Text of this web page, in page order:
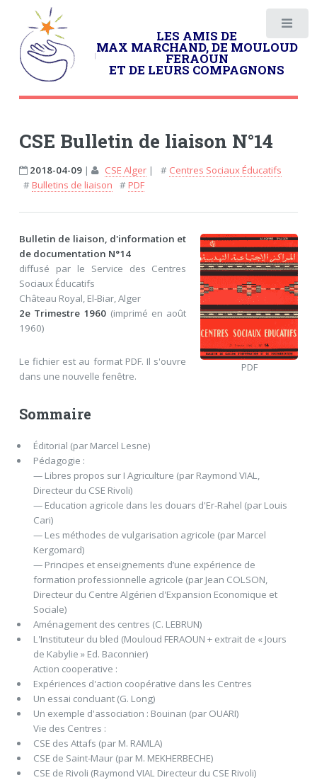
LES AMIS DE
MAX MARCHAND, DE MOULOUD
FERAOUN
ET DE LEURS COMPAGNONS
CSE Bulletin de liaison N°14
2018-04-09| CSE Alger | # Centres Sociaux Éducatifs
#Bulletins de liaison #PDF
PDF
Bulletin de liaison, d'information et
de documentation N°14
diffusé par le Service des Centres
Sociaux Éducatifs
Château Royal, El-Biar, Alger
2e Trimestre 1960 (imprimé en août
1960)
Le fichier est au format PDF. Il s'ouvre
dans une nouvelle fenêtre.
Sommaire
Éditorial (par Marcel Lesne)
Pédagogie :
— Libres propos sur I Agriculture (par Raymond VIAL,
Directeur du CSE Rivoli)
— Education agricole dans les douars d'Er-Rahel (par Louis
Cari)
— Les méthodes de vulgarisation agricole (par Marcel
Kergomard)
— Principes et enseignements d’une expérience de
formation professionnelle agricole (par Jean COLSON,
Directeur du Centre Algérien d'Expansion Economique et
Sociale)
Aménagement des centres (C. LEBRUN)
L'Instituteur du bled (Mouloud FERAOUN + extrait de « Jours
de Kabylie » Ed. Baconnier)
Action cooperative :
Expériences d'action coopérative dans les Centres
Un essai concluant (G. Long)
Un exemple d'association : Bouinan (par OUARI)
Vie des Centres :
CSE des Attafs (par M. RAMLA)
CSE de Saint-Maur (par M. MEKHERBECHE)
CSE de Rivoli (Raymond VIAL Directeur du CSE Rivoli)